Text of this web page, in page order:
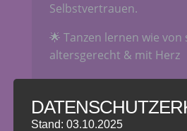
Selbstvertrauen.
🌟 Tanzen lernen wie von
altersgerecht & mit Herz
Unsere professionellen
und Tanzlehrer begleiten
individuell und schaffen
Stand: 03.10.2025